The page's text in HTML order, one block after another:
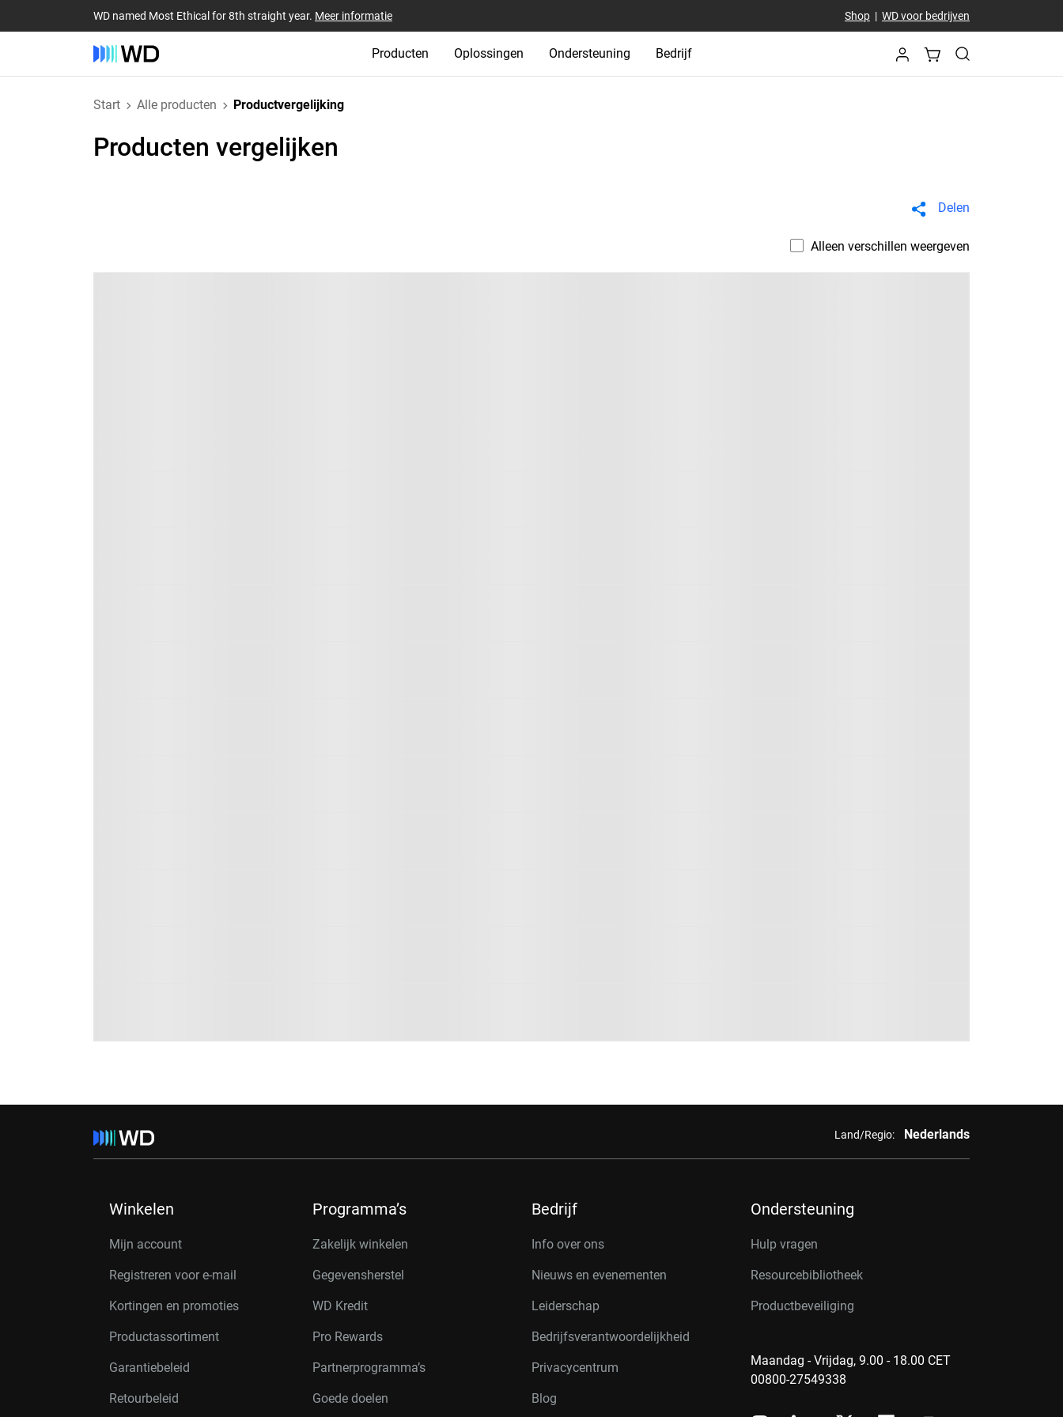
WD named Most Ethical for 8th straight year. Meer informatie Shop| WD voor bedrijven
Producten Oplossingen Ondersteuning Bedrijf
Start Alle producten Productvergelijking
Producten vergelijken
Delen
Alleen verschillen weergeven
Land/Regio: Nederlands
Winkelen
Mijn account
Registreren voor e-mail
Kortingen en promoties
Productassortiment
Garantiebeleid
Retourbeleid
Programma’s
Zakelijk winkelen
Gegevensherstel
WD Kredit
Pro Rewards
Partnerprogramma’s
Goede doelen
Bedrijf
Info over ons
Nieuws en evenementen
Leiderschap
Bedrijfsverantwoordelijkheid
Privacycentrum
Blog
Ondersteuning
Hulp vragen
Resourcebibliotheek
Productbeveiliging
Maandag - Vrijdag, 9.00 - 18.00 CET
00800-27549338